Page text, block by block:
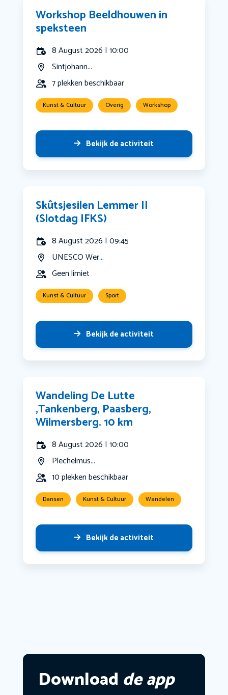
Workshop Beeldhouwen in
speksteen
8 August 2026 | 10:00
Sintjohann...
7 plekken beschikbaar
Kunst & Cultuur Overig Workshop
Bekijk de activiteit
Skûtsjesilen Lemmer II
(Slotdag IFKS)
8 August 2026 | 09:45
UNESCO Wer...
Geen limiet
Kunst & Cultuur Sport
Bekijk de activiteit
Wandeling De Lutte
,Tankenberg, Paasberg,
Wilmersberg. 10 km
8 August 2026 | 10:00
Plechelmus...
10 plekken beschikbaar
Dansen Kunst & Cultuur Wandelen
Bekijk de activiteit
Download de app